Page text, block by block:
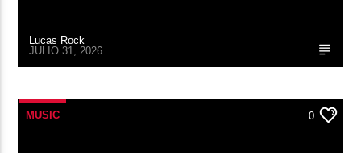
Lucas Rock
JULIO 31, 2026
MUSIC 0